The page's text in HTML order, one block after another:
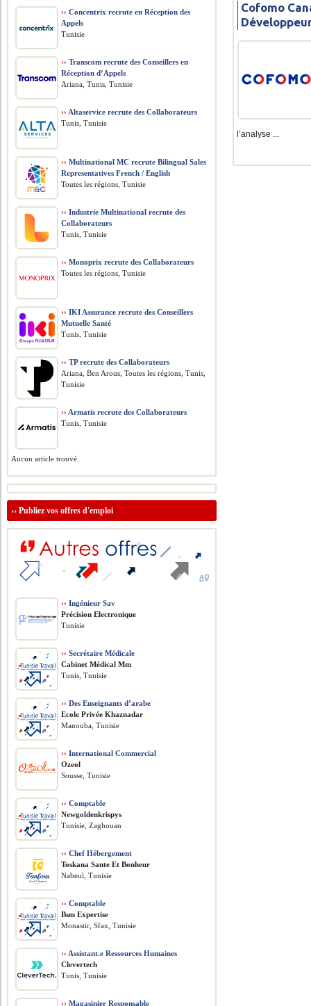
Cofomo
l’analyse ...
›› Concentrix recrute en Réception des
Appels
Tunisie
›› Transcom recrute des Conseillers en
Réception d’Appels
Ariana, Tunis, Tunisie
›› Altaservice recrute des Collaborateurs
Tunis, Tunisie
›› Multinational MC recrute Bilingual Sales
Representatives French / English
Toutes les régions, Tunisie
›› Industrie Multinational recrute des
Collaborateurs
Tunis, Tunisie
›› Monoprix recrute des Collaborateurs
Toutes les régions, Tunisie
›› IKI Assurance recrute des Conseillers
Mutuelle Santé
Tunis, Tunisie
›› TP recrute des Collaborateurs
Ariana, Ben Arous, Toutes les régions, Tunis,
Tunisie
›› Armatis recrute des Collaborateurs
Tunis, Tunisie
Aucun article trouvé.
››Publiez vos offres d'emploi
›› Ingénieur Sav
Précision Electronique
Tunisie
›› Secrétaire Médicale
Cabinet Médical Mm
Tunis, Tunisie
›› Des Enseignants d’arabe
Ecole Privée Khaznadar
Manouba, Tunisie
›› International Commercial
Ozeol
Sousse, Tunisie
›› Comptable
Newgoldenkrispys
Tunisie, Zaghouan
›› Chef Hébergement
Toskana Sante Et Bonheur
Nabeul, Tunisie
›› Comptable
Bsm Expertise
Monastir, Sfax, Tunisie
›› Assistant.e Ressources Humaines
Clevertech
Tunis, Tunisie
›› Magasinier Responsable